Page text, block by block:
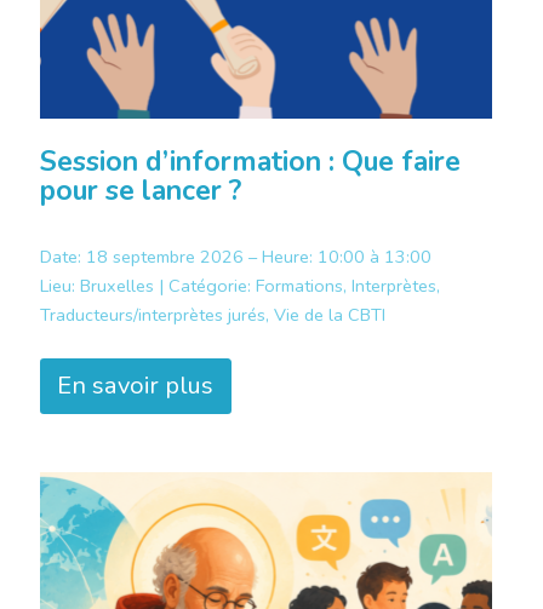
Session d’information : Que faire
pour se lancer ?
Date: 18 septembre 2026 – Heure: 10:00 à 13:00
Lieu: Bruxelles | Catégorie: Formations, Interprètes,
Traducteurs/interprètes jurés, Vie de la CBTI
En savoir plus